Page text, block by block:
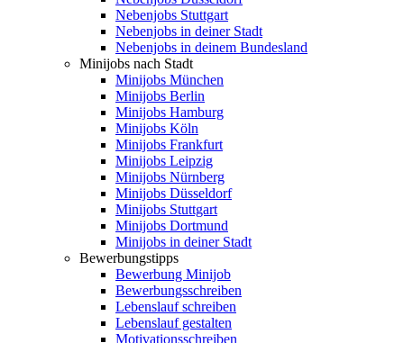
Nebenjobs Stuttgart
Nebenjobs in deiner Stadt
Nebenjobs in deinem Bundesland
Minijobs nach Stadt
Minijobs München
Minijobs Berlin
Minijobs Hamburg
Minijobs Köln
Minijobs Frankfurt
Minijobs Leipzig
Minijobs Nürnberg
Minijobs Düsseldorf
Minijobs Stuttgart
Minijobs Dortmund
Minijobs in deiner Stadt
Bewerbungstipps
Bewerbung Minijob
Bewerbungsschreiben
Lebenslauf schreiben
Lebenslauf gestalten
Motivationsschreiben